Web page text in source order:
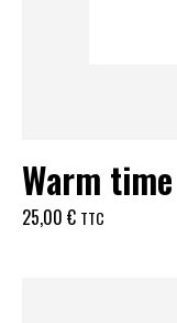
Warm time
25,00 € TTC